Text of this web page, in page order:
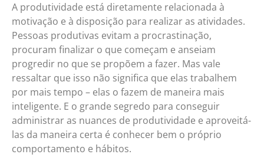
A produtividade está diretamente relacionada à
motivação e à disposição para realizar as atividades.
Pessoas produtivas evitam a procrastinação,
procuram finalizar o que começam e anseiam
progredir no que se propõem a fazer. Mas vale
ressaltar que isso não significa que elas trabalhem
por mais tempo – elas o fazem de maneira mais
inteligente. E o grande segredo para conseguir
administrar as nuances de produtividade e aproveitá-
las da maneira certa é conhecer bem o próprio
comportamento e hábitos.